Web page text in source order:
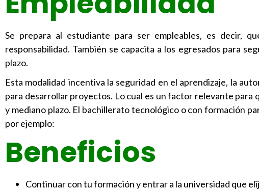
Se prepara al estudiante para ser empleables, es decir,
responsabilidad. También se capacita a los egresados para
plazo.
Esta modalidad incentiva la seguridad en el aprendizaje, la
para desarrollar proyectos. Lo cual es un factor relevante para
y mediano plazo. El bachillerato tecnológico o con formación
por ejemplo:
Beneficios
Continuar con tu formación y entrar a la universidad que